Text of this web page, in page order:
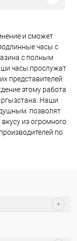
и сможет
часы с
с полным
часы прослужат
представителей
этому работа
Наши
позволят
из огромного
по